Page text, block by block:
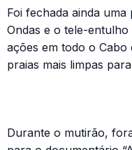
Foi fechada ainda
Ondas e o tele-
ações em todo o
praias mais limpas
Durante o mutirão,